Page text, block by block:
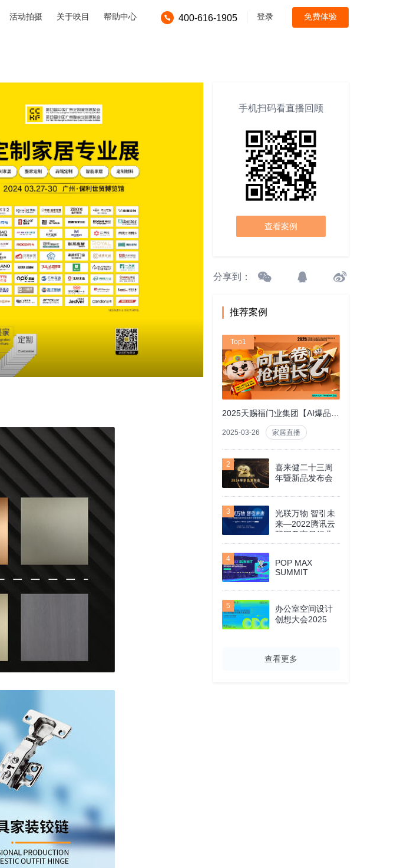
活动拍摄 关于映目 帮助中心 400-616-1905 登录 免费体验
手机扫码看直播回顾
查看案例
分享到：
推荐案例
Top1
2025-03-26 家居直播
2
喜来健二十三周
年暨新品发布会
3
光联万物 智引未
来—2022腾讯云
照明及家居行业
智能峰会
4
POP MAX
SUMMIT
5
办公室空间设计
创想大会2025
查看更多